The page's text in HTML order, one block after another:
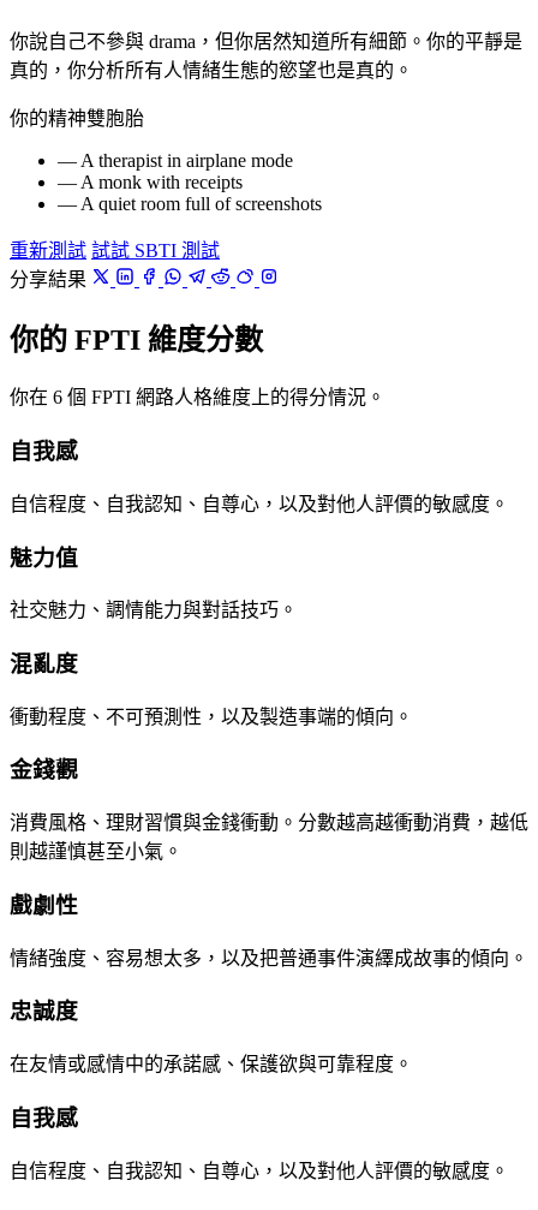
你說自己不參與 drama，但你居然知道所有細節。你的平靜是
真的，你分析所有人情緒生態的慾望也是真的。
你的精神雙胞胎
— A therapist in airplane mode
— A monk with receipts
— A quiet room full of screenshots
重新測試 試試 SBTI 測試
分享結果
你的 FPTI 維度分數
你在 6 個 FPTI 網路人格維度上的得分情況。
自我感
自信程度、自我認知、自尊心，以及對他人評價的敏感度。
魅力值
社交魅力、調情能力與對話技巧。
混亂度
衝動程度、不可預測性，以及製造事端的傾向。
金錢觀
消費風格、理財習慣與金錢衝動。分數越高越衝動消費，越低
則越謹慎甚至小氣。
戲劇性
情緒強度、容易想太多，以及把普通事件演繹成故事的傾向。
忠誠度
在友情或感情中的承諾感、保護欲與可靠程度。
自我感
自信程度、自我認知、自尊心，以及對他人評價的敏感度。